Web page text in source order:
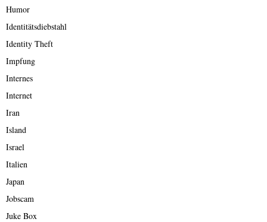
Humor
Identitätsdiebstahl
Identity Theft
Impfung
Internes
Internet
Iran
Island
Israel
Italien
Japan
Jobscam
Juke Box